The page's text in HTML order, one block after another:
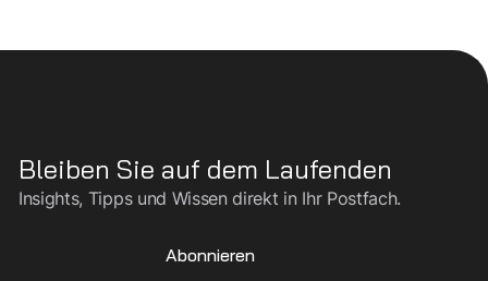
Bleiben Sie auf dem Laufenden
Insights, Tipps und Wissen direkt in Ihr Postfach.
Abonnieren